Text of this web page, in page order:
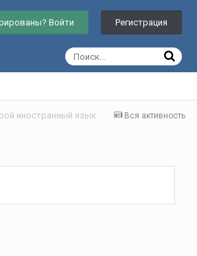
Войти Регистрация
Вся активность
иностранный язык